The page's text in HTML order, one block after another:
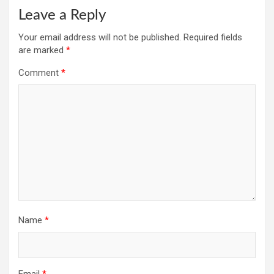
Leave a Reply
Your email address will not be published. Required fields
are marked *
Comment *
Name *